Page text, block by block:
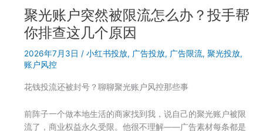
出
在
这
三
个
节
限
的
广
告
主，
光
放
聚光账户突然被限流怎么办？投手帮
你排查这几个原因
2026年7月3日 / 小红书投放, 广告投放, 广告限流, 聚光投放,
账户风控
花钱投流还被封号？聊聊聚光账户风控那些事
前阵子一个做本地生活的商家找到我，说自己的聚光账户被限
流了，商业权益永久受限。他很不理解——广告素材每条都是